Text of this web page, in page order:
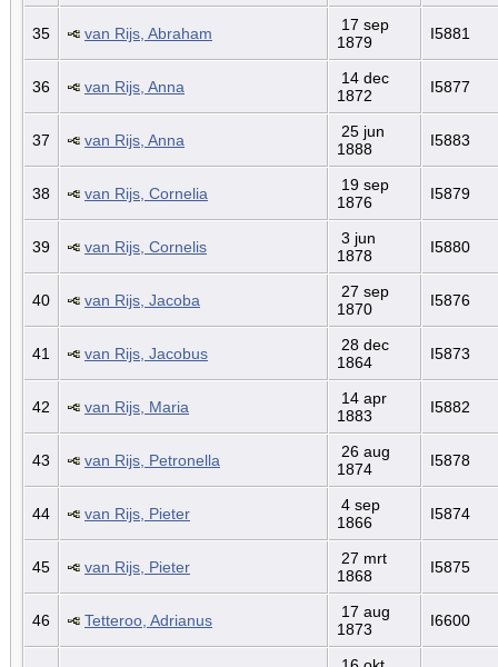
35 van Rijs, Abraham
17 sep
1879
I5881
36 van Rijs, Anna
14 dec
1872
I5877
37 van Rijs, Anna
25 jun
1888
I5883
38 van Rijs, Cornelia
19 sep
1876
I5879
39 van Rijs, Cornelis
3 jun
1878
I5880
40 van Rijs, Jacoba
27 sep
1870
I5876
41 van Rijs, Jacobus
28 dec
1864
I5873
42 van Rijs, Maria
14 apr
1883
I5882
43 van Rijs, Petronella
26 aug
1874
I5878
44 van Rijs, Pieter
4 sep
1866
I5874
45 van Rijs, Pieter
27 mrt
1868
I5875
46 Tetteroo, Adrianus
17 aug
1873
I6600